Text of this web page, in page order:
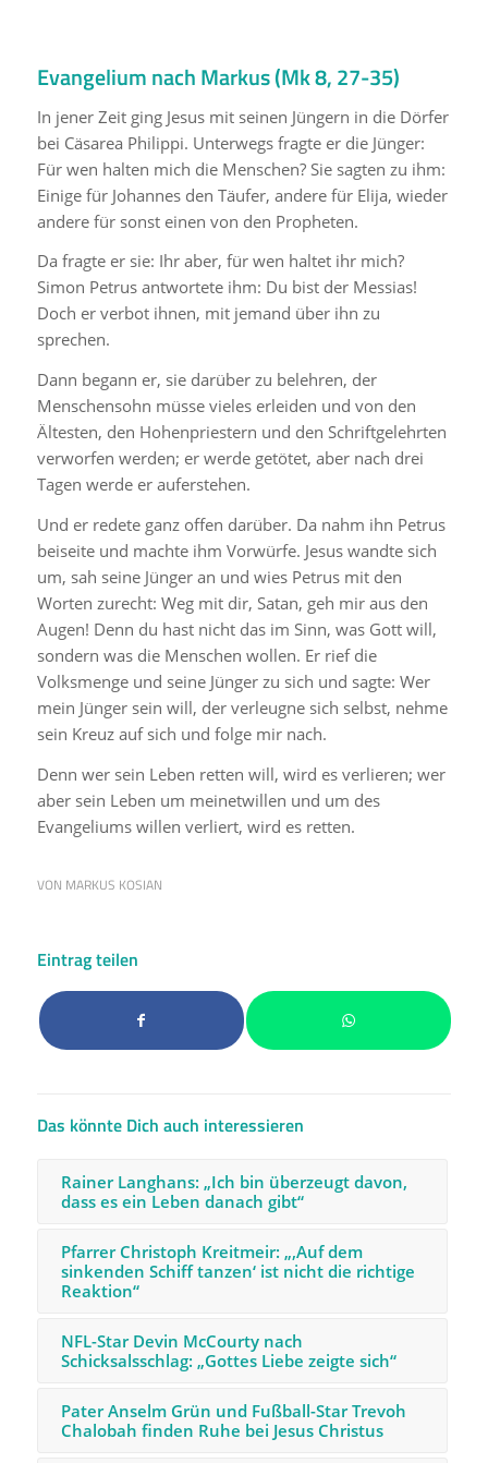
Evangelium nach Markus (Mk 8, 27-35)
In jener Zeit ging Jesus mit seinen Jüngern in die Dörfer
bei Cäsarea Philippi. Unterwegs fragte er die Jünger:
Für wen halten mich die Menschen? Sie sagten zu ihm:
Einige für Johannes den Täufer, andere für Elija, wieder
andere für sonst einen von den Propheten.
Da fragte er sie: Ihr aber, für wen haltet ihr mich?
Simon Petrus antwortete ihm: Du bist der Messias!
Doch er verbot ihnen, mit jemand über ihn zu
sprechen.
Dann begann er, sie darüber zu belehren, der
Menschensohn müsse vieles erleiden und von den
Ältesten, den Hohenpriestern und den Schriftgelehrten
verworfen werden; er werde getötet, aber nach drei
Tagen werde er auferstehen.
Und er redete ganz offen darüber. Da nahm ihn Petrus
beiseite und machte ihm Vorwürfe. Jesus wandte sich
um, sah seine Jünger an und wies Petrus mit den
Worten zurecht: Weg mit dir, Satan, geh mir aus den
Augen! Denn du hast nicht das im Sinn, was Gott will,
sondern was die Menschen wollen. Er rief die
Volksmenge und seine Jünger zu sich und sagte: Wer
mein Jünger sein will, der verleugne sich selbst, nehme
sein Kreuz auf sich und folge mir nach.
Denn wer sein Leben retten will, wird es verlieren; wer
aber sein Leben um meinetwillen und um des
Evangeliums willen verliert, wird es retten.
VON MARKUS KOSIAN
Eintrag teilen
Das könnte Dich auch interessieren
Rainer Langhans: „Ich bin überzeugt davon,
dass es ein Leben danach gibt“
Pfarrer Christoph Kreitmeir: „‚Auf dem
sinkenden Schiff tanzen‘ ist nicht die richtige
Reaktion“
NFL-Star Devin McCourty nach
Schicksalsschlag: „Gottes Liebe zeigte sich“
Pater Anselm Grün und Fußball-Star Trevoh
Chalobah finden Ruhe bei Jesus Christus